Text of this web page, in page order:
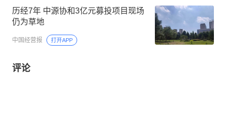
历经7年 中源协和3亿元募投项目现场
仍为草地
中国经营报 打开APP
评论